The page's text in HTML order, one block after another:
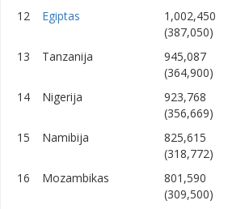
12 Egiptas
1,002,450
(387,050)
13 Tanzanija
945,087
(364,900)
14 Nigerija
923,768
(356,669)
15 Namibija
825,615
(318,772)
16 Mozambikas
801,590
(309,500)